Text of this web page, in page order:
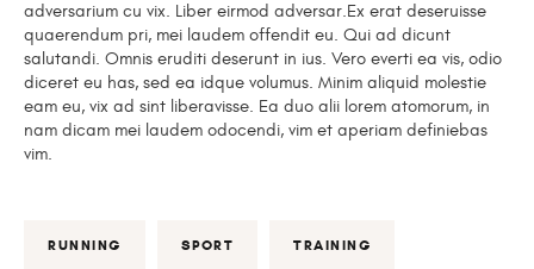
adversarium cu vix. Liber eirmod adversar.Ex erat deseruisse
quaerendum pri, mei laudem offendit eu. Qui ad dicunt
salutandi. Omnis eruditi deserunt in ius. Vero everti ea vis, odio
diceret eu has, sed ea idque volumus. Minim aliquid molestie
eam eu, vix ad sint liberavisse. Ea duo alii lorem atomorum, in
nam dicam mei laudem odocendi, vim et aperiam definiebas
vim.
RUNNING SPORT TRAINING